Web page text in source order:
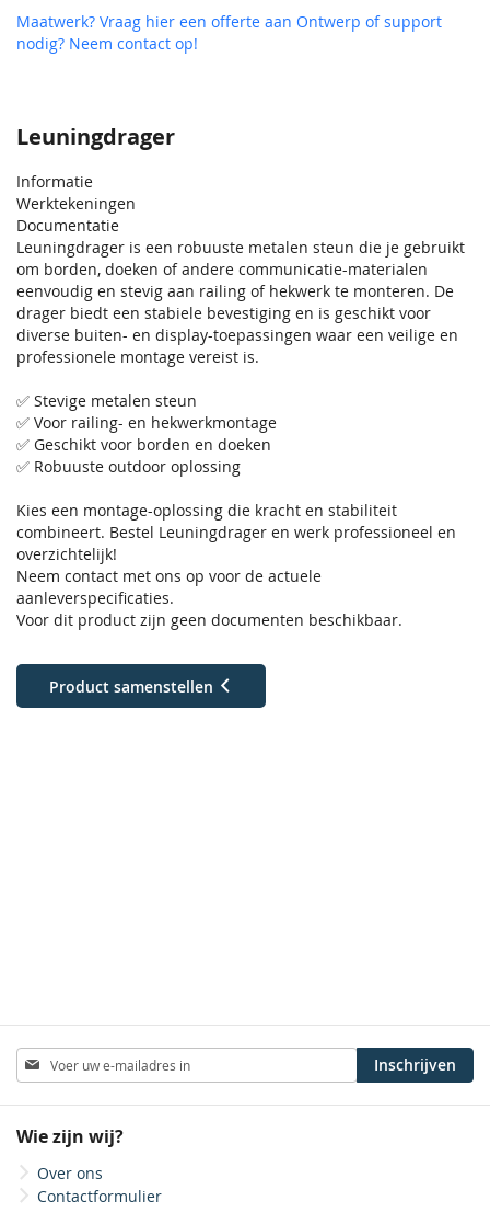
Leuningdrager
Informatie
Werktekeningen
Documentatie
Leuningdrager is een robuuste metalen steun die je gebruikt
om borden, doeken of andere communicatie-materialen
eenvoudig en stevig aan railing of hekwerk te monteren. De
drager biedt een stabiele bevestiging en is geschikt voor
diverse buiten- en display-toepassingen waar een veilige en
professionele montage vereist is.
✅ Stevige metalen steun
✅ Voor railing- en hekwerkmontage
✅ Geschikt voor borden en doeken
✅ Robuuste outdoor oplossing
Kies een montage-oplossing die kracht en stabiliteit
combineert. Bestel Leuningdrager en werk professioneel en
overzichtelijk!
Neem contact met ons op voor de actuele
aanleverspecificaties.
Voor dit product zijn geen documenten beschikbaar.
Product samenstellen
Maatwerk? Vraag hier een offerte aan Ontwerp of support
nodig? Neem contact op!
Abonneer
u
op
nieuwsbrief
Inschrijven
Wie zijn wij?
Over ons
Contactformulier